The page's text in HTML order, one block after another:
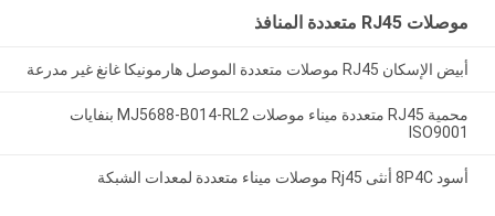
موصلات RJ45 متعددة المنافذ
أبيض الإسكان RJ45 موصلات متعددة الموصل هارمونيكا غانغ غير مدرعة
محمية RJ45 متعددة ميناء موصلات MJ5688-B014-RL2 بنفايات
ISO9001
أسود 8P4C أنثى Rj45 موصلات ميناء متعددة لمعدات الشبكة